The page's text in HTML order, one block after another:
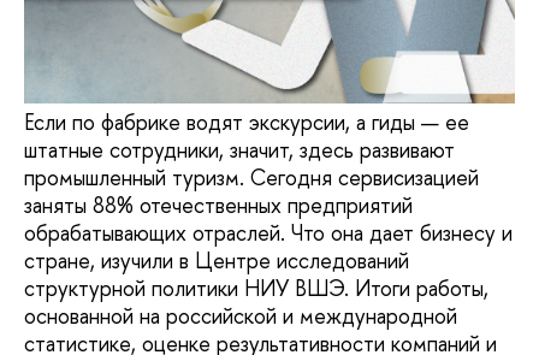
Если по фабрике водят экскурсии, а гиды — ее
штатные сотрудники, значит, здесь развивают
промышленный туризм. Сегодня сервисизацией
заняты 88% отечественных предприятий
обрабатывающих отраслей. Что она дает бизнесу и
стране, изучили в Центре исследований
структурной политики НИУ ВШЭ. Итоги работы,
основанной на российской и международной
статистике, оценке результативности компаний и